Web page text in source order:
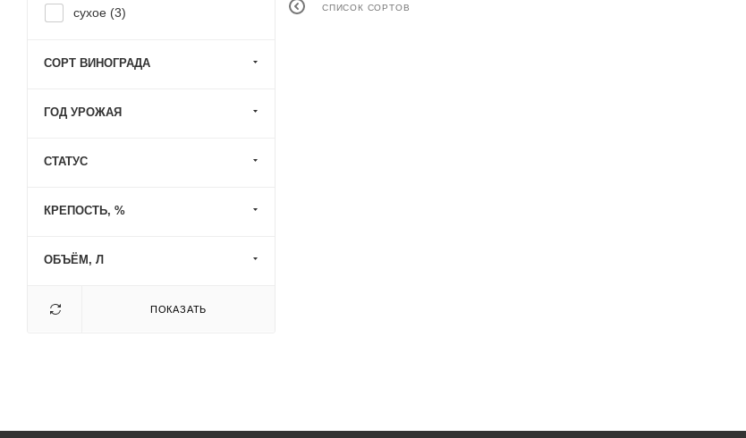
СПИСОК СОРТОВ
сухое (3)
СОРТ ВИНОГРАДА
ГОД УРОЖАЯ
СТАТУС
КРЕПОСТЬ, %
ОБЪЁМ, Л
ПОКАЗАТЬ